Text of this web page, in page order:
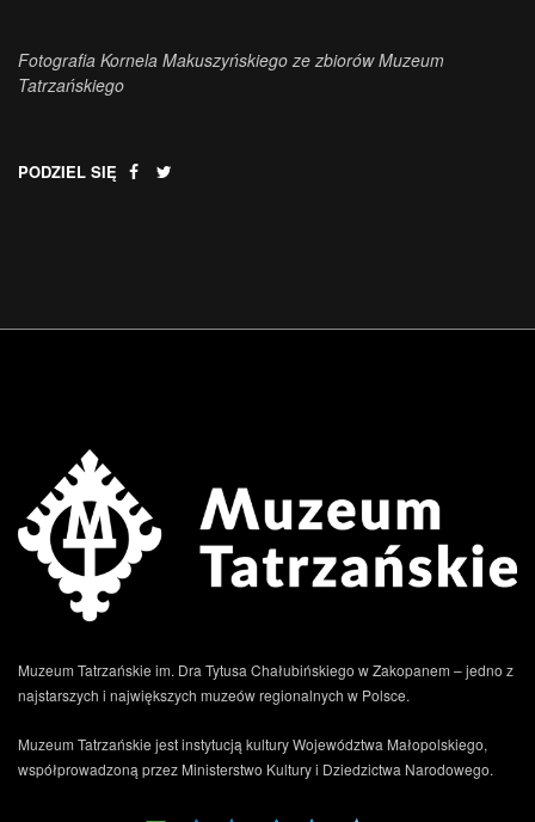
Fotografia Kornela Makuszyńskiego ze zbiorów Muzeum
Tatrzańskiego
PODZIEL SIĘ
Muzeum Tatrzańskie im. Dra Tytusa Chałubińskiego w Zakopanem – jedno z
najstarszych i największych muzeów regionalnych w Polsce.
Muzeum Tatrzańskie jest instytucją kultury Województwa Małopolskiego,
współprowadzoną przez Ministerstwo Kultury i Dziedzictwa Narodowego.